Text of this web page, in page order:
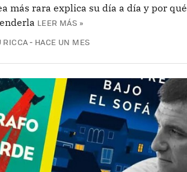
más rara explica su día a día y por qué
LEER MÁS »
RICCA HACE UN MES